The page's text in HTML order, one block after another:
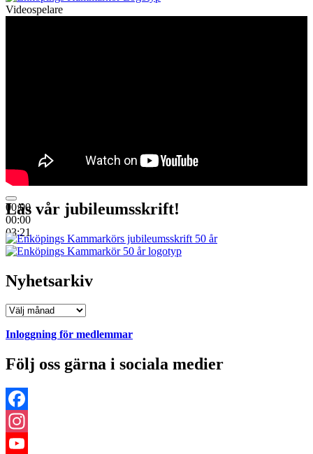
Videospelare
00:00
00:00
03:21
Läs vår jubileumsskrift!
Nyhetsarkiv
Nyhetsarkiv
Inloggning för medlemmar
Följ oss gärna i sociala medier
Facebook
Instagram